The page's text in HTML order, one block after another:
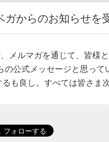
ガからのお知らせを
メルマガを通じて、皆様
の公式メッセージと思って
も良し。すべては皆さま次